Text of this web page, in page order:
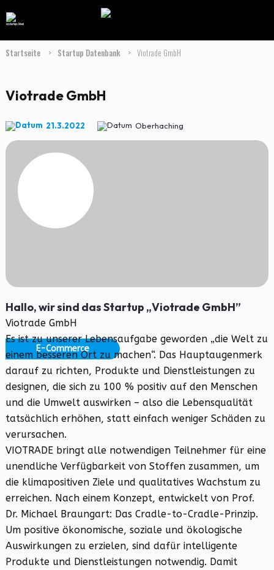
Startseite > Startup Datenbank > Viotrade GmbH
Viotrade GmbH
21.3.2022 Oberhaching
E-Commerce
Hallo, wir sind das Startup „Viotrade GmbH”
Viotrade GmbH
Es ist zu unserer Lebensaufgabe geworden „die Welt zu
einem besseren Ort zu machen“. Das Hauptaugenmerk
darauf zu richten, Produkte und Dienstleistungen zu
designen, die sich zu 100 % positiv auf den Menschen
und die Umwelt auswirken – also die Lebensqualität
tatsächlich erhöhen, statt einfach weniger Schäden zu
verursachen.
VIOTRADE bringt alle notwendigen Teilnehmer für eine
unendliche Verfügbarkeit von Stoffen zusammen, um
die klimapositiven Ziele und qualitatives Wachstum zu
erreichen. Nach einem Konzept, entwickelt von Prof.
Dr. Michael Braungart: Das Cradle-to-Cradle-Prinzip.
Um positive ökonomische, soziale und ökologische
Auswirkungen zu erzielen, sind dafür intelligente
Produkte und Dienstleistungen notwendig. Damit